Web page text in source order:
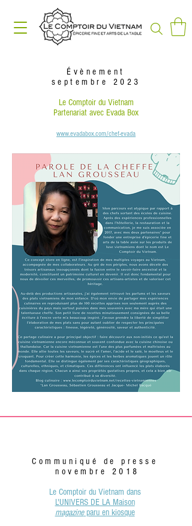
Évènement
septembre 2023
Le Comptoir du Vietnam
Partenariat avec Evada Box
www.evadabox.com/chef-evada
Communiqué de presse
novembre 2018
Le Comptoir du Vietnam dans
L'UNIVERS DE LA Maison
magazineparu en kiosque